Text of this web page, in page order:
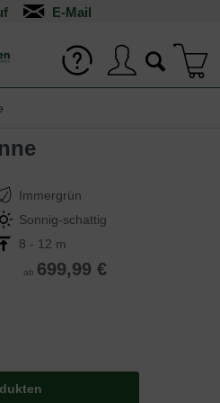
Immergrün
Sonnig-schattig
8 - 12 m
ab 699,99 €